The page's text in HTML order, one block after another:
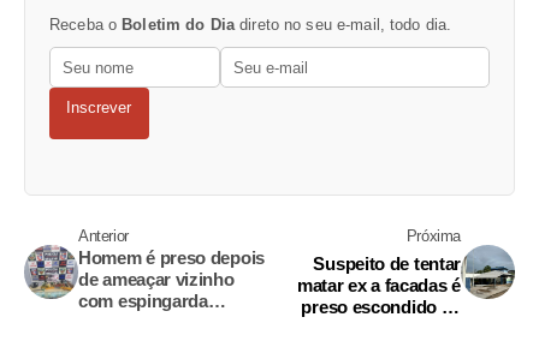
Receba o Boletim do Dia direto no seu e-mail, todo dia.
Inscrever
Anterior
Homem é preso depois
de ameaçar vizinho
com espingarda
Próxima
Suspeito de tentar
matar ex a facadas é
preso escondido na